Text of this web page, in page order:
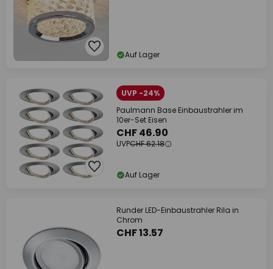
Auf Lager
UVP -24%
Paulmann Base Einbaustrahler im
10er-Set Eisen
CHF 46.90
UVPCHF 62.18
Auf Lager
Runder LED-Einbaustrahler Rila in
Chrom
CHF 13.57